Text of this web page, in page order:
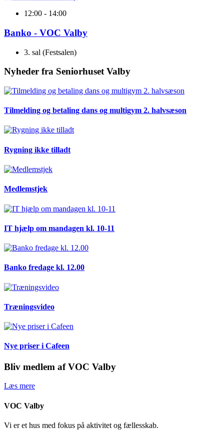
12:00 - 14:00
Banko - VOC Valby
3. sal (Festsalen)
Nyheder fra Seniorhuset Valby
Tilmelding og betaling dans og multigym 2. halvsæson
Rygning ikke tilladt
Medlemstjek
IT hjælp om mandagen kl. 10-11
Banko fredage kl. 12.00
Træningsvideo
Nye priser i Cafeen
Bliv medlem af VOC Valby
Læs mere
VOC Valby
Vi er et hus med fokus på aktivitet og fællesskab.